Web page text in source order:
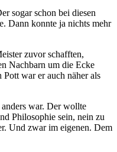
sogar schon bei diesen
Dann konnte ja nichts mehr
zuvor schafften,
Nachbarn um die Ecke
war er auch näher als
war. Der wollte
Philosophie sein, nein zu
Und zwar im eigenen. Dem